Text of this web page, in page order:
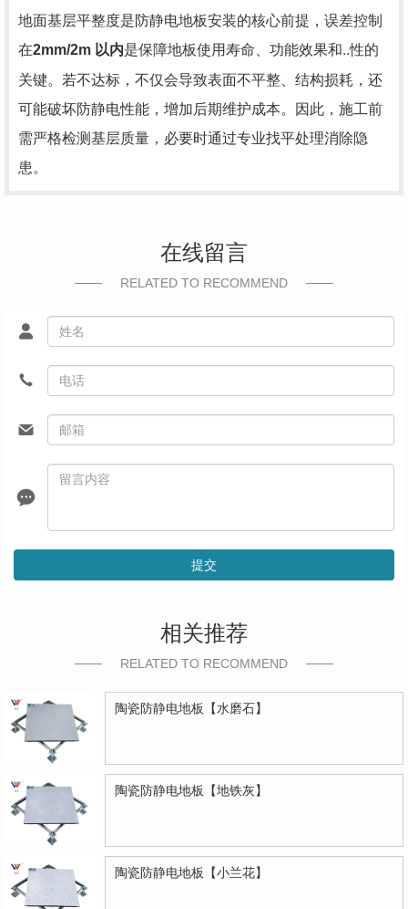
地面基层平整度是防静电地板安装的核心前提，误差控制
在2mm/2m 以内是保障地板使用寿命、功能效果和..性的
关键。若不达标，不仅会导致表面不平整、结构损耗，还
可能破坏防静电性能，增加后期维护成本。因此，施工前
需严格检测基层质量，必要时通过专业找平处理消除隐
患。
在线留言
RELATED TO RECOMMEND
提交
相关推荐
RELATED TO RECOMMEND
陶瓷防静电地板【水磨石】
陶瓷防静电地板【地铁灰】
陶瓷防静电地板【小兰花】